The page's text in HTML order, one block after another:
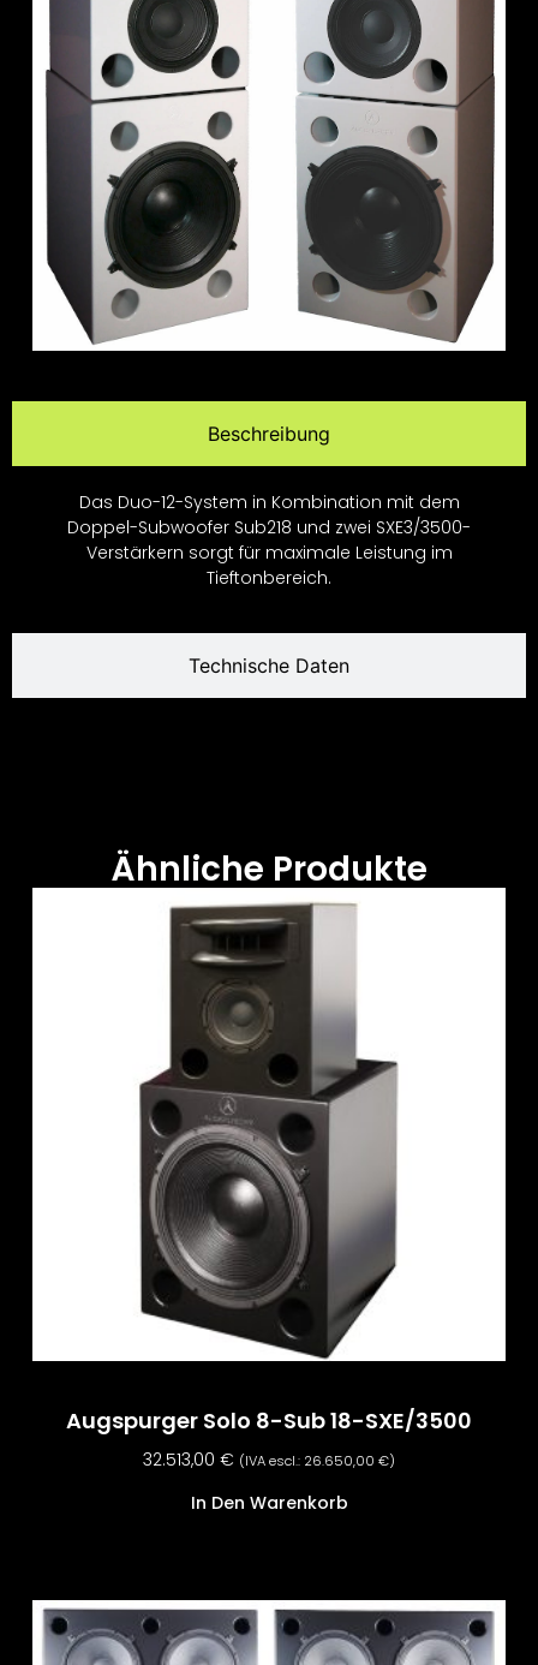
Beschreibung
Technische Daten
Das Duo-12-System in Kombination mit dem
Doppel-Subwoofer Sub218 und zwei SXE3/3500-
Verstärkern sorgt für maximale Leistung im
Tieftonbereich.
Ähnliche Produkte
Augspurger Solo 8-Sub 18-SXE/3500
32.513,00 € (IVA escl.: 26.650,00 €)
In Den Warenkorb